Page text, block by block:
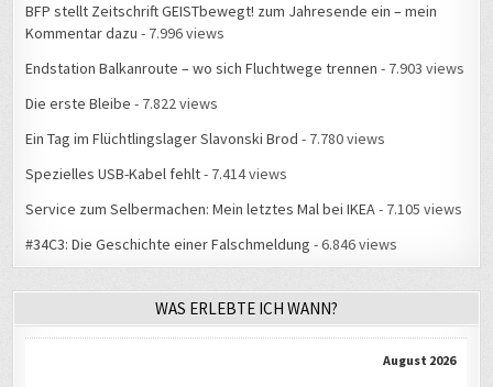
BFP stellt Zeitschrift GEISTbewegt! zum Jahresende ein – mein
Kommentar dazu - 7.996 views
Endstation Balkanroute – wo sich Fluchtwege trennen - 7.903 views
Die erste Bleibe - 7.822 views
Ein Tag im Flüchtlingslager Slavonski Brod - 7.780 views
Spezielles USB-Kabel fehlt- 7.414 views
Service zum Selbermachen: Mein letztes Mal bei IKEA- 7.105 views
#34C3: Die Geschichte einer Falschmeldung - 6.846 views
WAS ERLEBTE ICH WANN?
August 2026